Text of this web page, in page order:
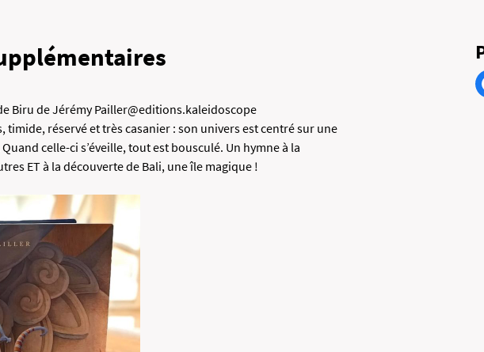
Biru de Jérémy Pailler@editions.kaleidoscope
timide, réservé et très casanier : son univers est centré sur une
celle-ci s’éveille, tout est bousculé. Un hymne à la
ET à la découverte de Bali, une île magique !